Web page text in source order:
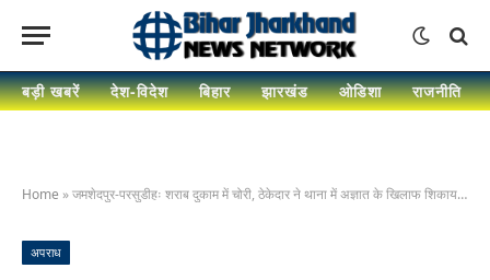
बड़ी खबरें देश-विदेश बिहार झारखंड ओडिशा राजनीति
Home »जमशेदपुर-परसुडीहः शराब दुकाम में चोरी, ठेकेदार ने थाना में अज्ञात के खिलाफ शिकायत दर्ज करायी
अपराध